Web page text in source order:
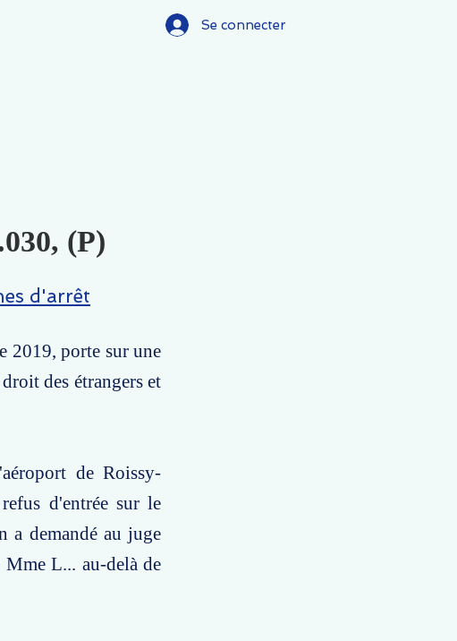
Se connecter
(P)
d'arrêt
2019, porte sur une
des étrangers et
de Roissy-
d'entrée sur le
a demandé au juge
L... au-delà de